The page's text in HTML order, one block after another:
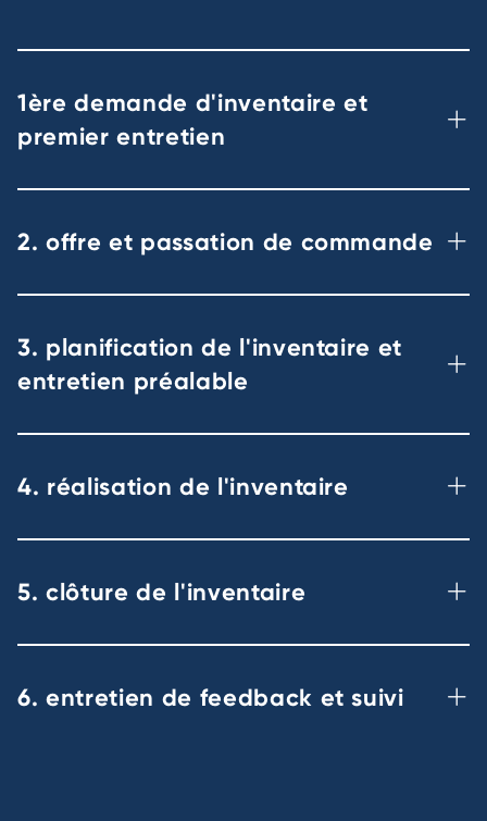
1ère demande d'inventaire et
premier entretien
2. offre et passation de commande
3. planification de l'inventaire et
entretien préalable
4. réalisation de l'inventaire
5. clôture de l'inventaire
6. entretien de feedback et suivi